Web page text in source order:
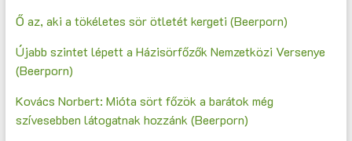
Ő az, aki a tökéletes sör ötletét kergeti (Beerporn)
Újabb szintet lépett a Házisörfőzők Nemzetközi Versenye
(Beerporn)
Kovács Norbert: Mióta sört főzök a barátok még
szívesebben látogatnak hozzánk (Beerporn)